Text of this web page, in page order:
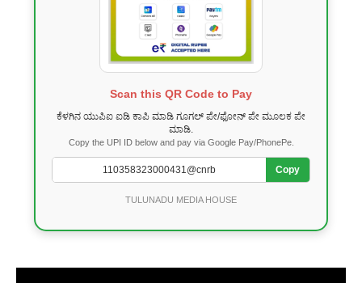
Scan this QR Code to Pay
ಕೆಳಗಿನ ಯುಪಿಐ ಐಡಿ ಕಾಪಿ ಮಾಡಿ ಗೂಗಲ್ ಪೇ/ಫೋನ್ ಪೇ ಮೂಲಕ ಪೇ
ಮಾಡಿ.
Copy the UPI ID below and pay via Google Pay/PhonePe.
Copy
TULUNADU MEDIA HOUSE